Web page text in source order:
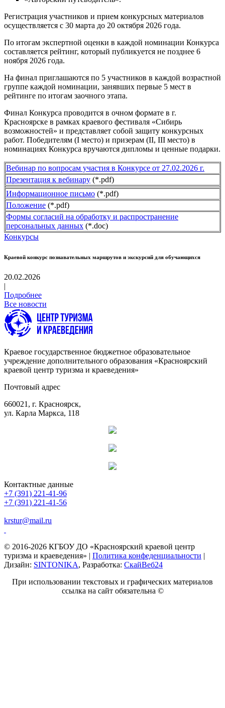
Регистрация участников и прием конкурсных материалов
осуществляется с 30 марта до 20 октября 2026 года.
По итогам экспертной оценки в каждой номинации Конкурса
составляется рейтинг, который публикуется не позднее 6
ноября 2026 года.
На финал приглашаются по 5 участников в каждой возрастной
группе каждой номинации, занявших первые 5 мест в
рейтинге по итогам заочного этапа.
Финал Конкурса проводится в очном формате в г.
Красноярске в рамках краевого фестиваля «Сибирь
возможностей» и представляет собой защиту конкурсных
работ. Победителям (I место) и призерам (II, III место) в
номинациях Конкурса вручаются дипломы и ценные подарки.
Вебинар по вопросам участия в Конкурсе от 27.02.2026 г.
Презентация к вебинару (*.pdf)
Информационное письмо (*.pdf)
Положение (*.pdf)
Формы согласий на обработку и распространение
персональных данных (*.doc)
Конкурсы
Краевой конкурс познавательных маршрутов и экскурсий для обучающихся
20.02.2026
|
Подробнее
Все новости
Краевое государственное бюджетное образовательное
учреждение дополнительного образования «Красноярский
краевой центр туризма и краеведения»
Почтовый адрес
660021, г. Красноярск,
ул. Карла Маркса, 118
Контактные данные
+7 (391) 221-41-96
+7 (391) 221-41-56
krstur@mail.ru
© 2016-2026 КГБОУ ДО «Красноярский краевой центр
туризма и краеведения» | Политика конфеденциальности |
Дизайн: SINTONIKA, Разработка: СкайВеб24
При использовании текстовых и графических материалов
ссылка на сайт обязательна ©